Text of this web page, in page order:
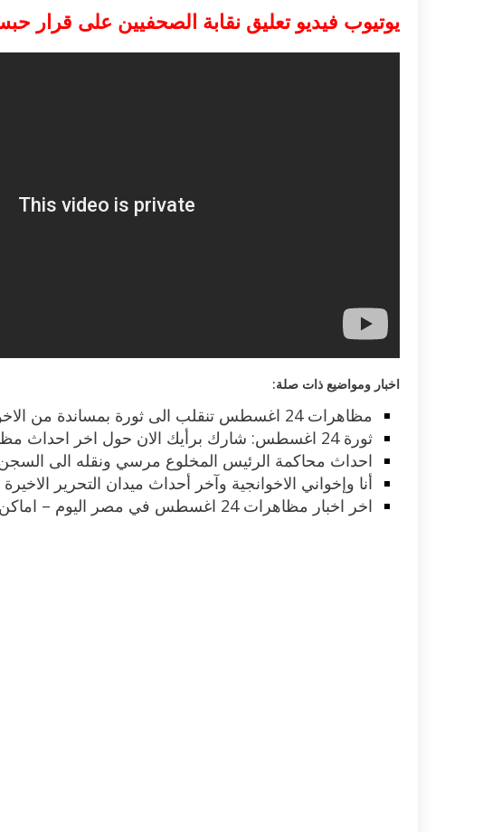
يوتيوب فيديو تعليق نقابة الصحفيين على قرار
اخبار ومواضيع ذات صلة:
مظاهرات 24 اغسطس تنقلب الى ثورة بمساندة من الاخوان – احداث اليوم
ثورة 24 اغسطس: شارك برأيك الان حول اخر احداث مظاهرات مصر اليوم
احداث محاكمة الرئيس المخلوع مرسي ونقله الى السجن
أنا وإخواني الاخوانجية وآخر أحداث ميدان التحرير الاخيرة
اخر اخبار مظاهرات 24 اغسطس في مصر اليوم – اماكن المسيرات الان